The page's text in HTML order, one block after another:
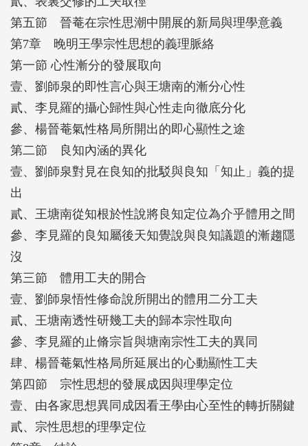
第五節 晉菴在宗性思潮中開展的新局與理學意義
第7章 晚明王學宗性思想的義理脈絡
第一節 心性漸分的發展取向
壹、劉師泉的即性言心與王塘南的漸分心性
貳、李見羅的攝心歸性與心性走向徹底分化
參、楊晉菴氣性格局所開出的即心顯性之途
第二節 良知內涵的異化
壹、劉師泉對見在良知的批駁與良知「知止」義的提
出
貳、王塘南從知根於性說將良知定位為介乎體用之間
參、李見羅的良知屬後天知覺說與良知議題的漸趨隱
沒
第三節 體用工夫的開合
壹、劉師泉悟性修命說所開出的體用二分工夫
貳、王塘南透性研幾工夫的歸本宗性取向
參、李見羅的止脩宗旨與塘南宗性工夫的異同
肆、楊晉菴氣性格局所延展出的心動顯性工夫
第四節 宗性思想的發展成因與理學定位
壹、由各家思想異同成因看王學由心至性的轉折關鍵
貳、宗性思想的理學定位